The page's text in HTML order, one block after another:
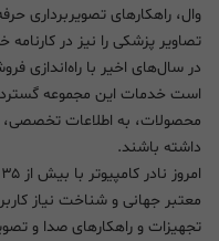
وال، راهکارهای تصویربرداری
تصاویر پزشکی را نیز در کارنامه
در سال‌های اخیر با راه‌اندازی
است خدمات این مجموعه
محصولات، به اطلاعات
داشته باشند.
معتبر جهانی و شناخت نیاز
تجهیزات و راهکارهای صدا و